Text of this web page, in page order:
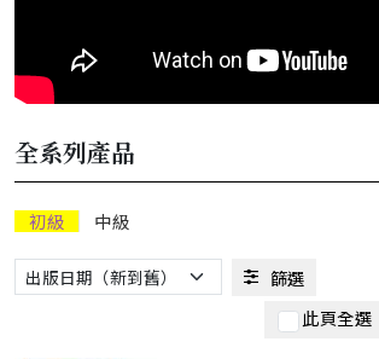
全系列產品
初級 中級
篩選
此頁全選